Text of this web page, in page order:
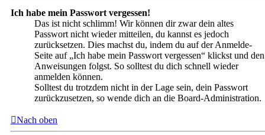
Ich habe mein Passwort vergessen!
Das ist nicht schlimm! Wir können dir zwar dein altes
Passwort nicht wieder mitteilen, du kannst es jedoch
zurücksetzen. Dies machst du, indem du auf der Anmelde-
Seite auf „Ich habe mein Passwort vergessen“ klickst und den
Anweisungen folgst. So solltest du dich schnell wieder
anmelden können.
Solltest du trotzdem nicht in der Lage sein, dein Passwort
zurückzusetzen, so wende dich an die Board-Administration.
Nach oben